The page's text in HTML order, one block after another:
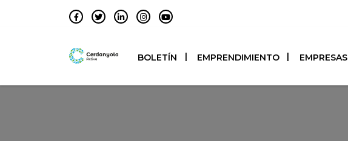
BOLETÍN EMPRENDIMIENTO EMPRESAS